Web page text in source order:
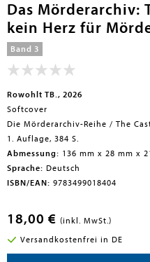
Das Mörderarchiv:
kein Herz für
Band 3
Rowohlt TB., 2026
Softcover
Die Mörderarchiv-Reihe / The
1. Auflage, 384 S.
Abmessung: 136 mm x 28 mm x
Sprache: Deutsch
ISBN/EAN: 9783499018404
18,00 € (inkl. MwSt.)
Versandkostenfrei in DE